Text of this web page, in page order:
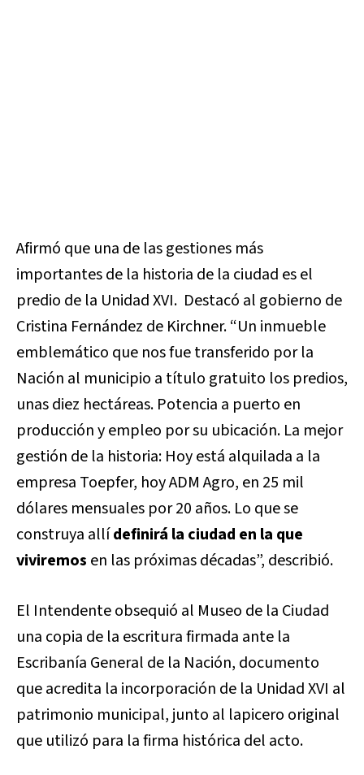
Afirmó que una de las gestiones más
importantes de la historia de la ciudad es el
predio de la Unidad XVI. Destacó al gobierno de
Cristina Fernández de Kirchner. “Un inmueble
emblemático que nos fue transferido por la
Nación al municipio a título gratuito los predios,
unas diez hectáreas. Potencia a puerto en
producción y empleo por su ubicación. La mejor
gestión de la historia: Hoy está alquilada a la
empresa Toepfer, hoy ADM Agro, en 25 mil
dólares mensuales por 20 años. Lo que se
construya allídefinirá la ciudad en la que
viviremos en las próximas décadas”, describió.
El Intendente obsequió al Museo de la Ciudad
una copia de la escritura firmada ante la
Escribanía General de la Nación, documento
que acredita la incorporación de la Unidad XVI al
patrimonio municipal, junto al lapicero original
que utilizó para la firma histórica del acto.